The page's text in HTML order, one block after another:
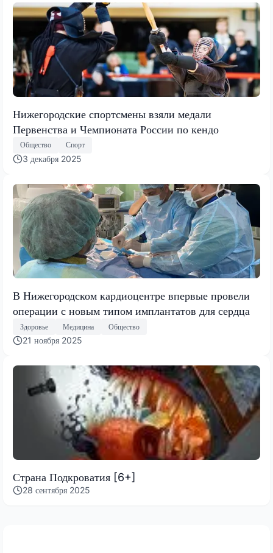
Нижегородские спортсмены взяли медали
Первенства и Чемпионата России по кендо
Общество Спорт
3 декабря 2025
В Нижегородском кардиоцентре впервые провели
операции с новым типом имплантатов для сердца
Здоровье Медицина Общество
21 ноября 2025
Страна Подкроватия [6+]
28 сентября 2025